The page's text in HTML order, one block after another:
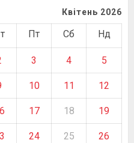
Квітень 2026
Пт Сб Нд
3 4 5
10 11 12
17 18 19
24 25 26